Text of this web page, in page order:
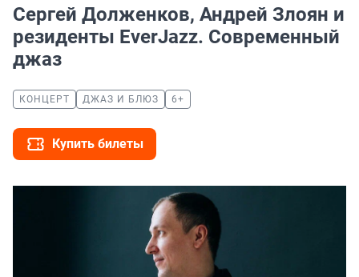
Сергей Долженков, Андрей Злоян и
резиденты EverJazz. Современный
джаз
КОНЦЕРТ ДЖАЗ И БЛЮЗ 6+
Купить билеты